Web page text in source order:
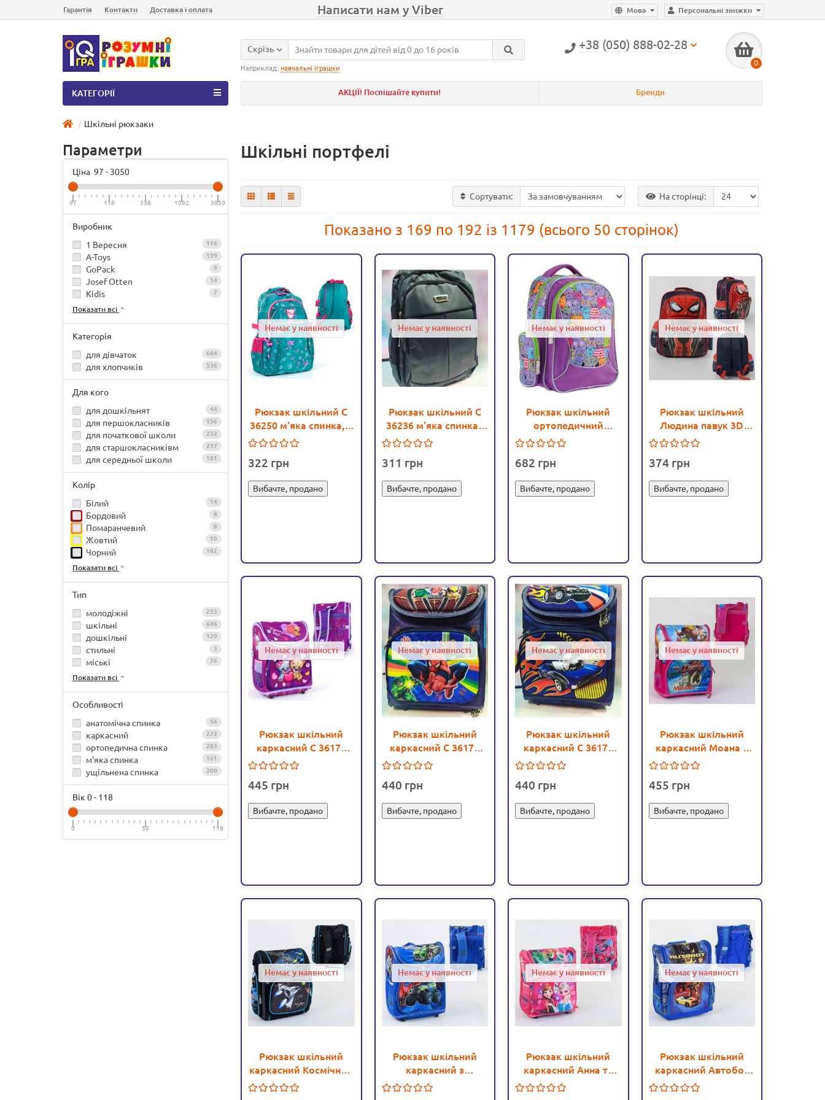
Персональні знижки
Мова
Гарантія Контакти Доставка і оплата Написати нам у Viber
+38 (050) 888-02-28
0
Скрізь
Наприклад: навчальні іграшки
АКЦІЇ! Поспішайте купити! Бренди
КАТЕГОРІЇ
Шкільні рюкзаки
Параметри
Ціна 97 - 3050
97 119 338 1092 3050
Виробник
1 Вересня
116
A-Toys 139
GoPack 9
Josef Otten 14
Kidis 7
Показати всі
Категорія
для дівчаток
684
для хлопчиків 536
Для кого
для дошкільнят
44
для першокласників 156
для початкової школи 232
для старшокласниківм 237
для середньої школи 181
Колір
Білий
14
Бордовий 8
Помаранчевий 8
Жовтий 10
Чорний 182
Показати всі
Тип
молодіжні
253
шкільні 646
дошкільні 129
стильні 3
міські 76
Показати всі
Особливості
анатомічна спинка
56
каркасний 272
ортопедична спинка 283
м'яка спинка 161
ущільнена спинка 200
Вік 0- 118
0 59 118
Шкільні портфелі
Сортувати: На сторінці:
Показано з 169 по 192 із 1179 (всього 50 сторінок)
Немає у наявності
Рюкзак шкільний С
36250 м'яка спинка, 3
відділення, 3 кишені -
322
Вибачте, продано
Немає у наявності
Рюкзак шкільний С
36236 м'яка спинка -
igs С 36236
311
Вибачте, продано
Немає у наявності
Рюкзак шкільний
ортопедичний
Kotomania - mlt
682
Вибачте, продано
Немає у наявності
Рюкзак шкільний
Людина павук 3D
принт, 1 відділення, 2
спинка (С 43635)
374
Вибачте, продано
Немає у наявності
Рюкзак шкільний
каркасний С 36178
Ведмедики 3D принт
445
Вибачте, продано
Немає у наявності
Рюкзак шкільний
каркасний С 36173
Людина Павук 3D
440
Вибачте, продано
Немає у наявності
Рюкзак шкільний
каркасний С 36172
Машинки 3D принт -
440
Вибачте, продано
Немає у наявності
Рюкзак шкільний
каркасний Моана 1
відділення, 3 кишені,
3D принт (C 36167)
455
Вибачте, продано
Немає у наявності
Рюкзак шкільний
каркасний Космічний
корабель 1
Немає у наявності
Рюкзак шкільний
каркасний з
машинами 1
Немає у наявності
Рюкзак шкільний
каркасний Анна та
Ельза Холодне серце
Немає у наявності
Рюкзак шкільний
каркасний Автобот
Бамблбі 1 відділення,